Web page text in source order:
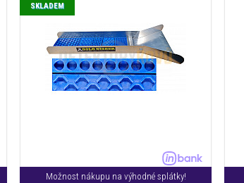
Možnost nákupu na výhodné splátky!
SKLADEM